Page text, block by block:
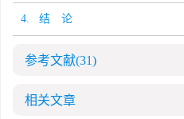
4. 结 论
参考文献(31)
相关文章